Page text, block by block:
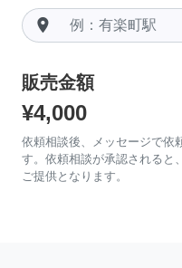
room
販売金額
¥4,000
依頼相談後、メッセージで依
す。依頼相談が承認される
ご提供となります。